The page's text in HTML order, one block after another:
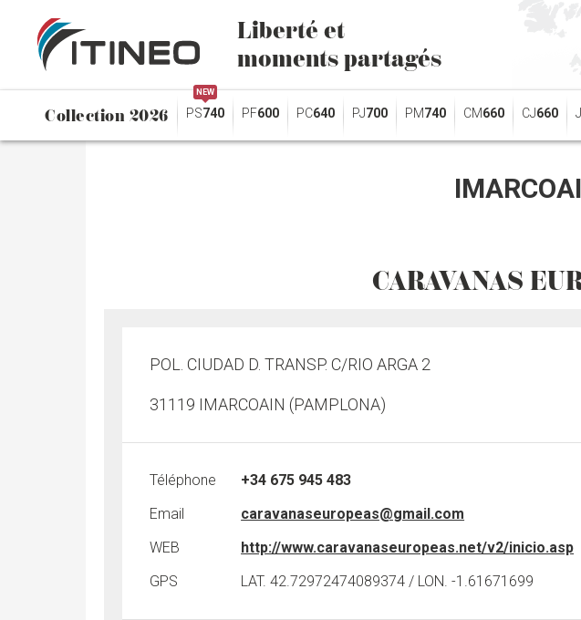
Liberté et
moments partagés
Collection 2026 PS740
NEW
PF600 PC640 PJ700 PM740 CM660 CJ660
CARAVANAS
POL. CIUDAD D. TRANSP. C/RIO ARGA 2
31119 IMARCOAIN (PAMPLONA)
Téléphone
+34 675 945 483
Email
caravanaseuropeas@gmail.com
WEB
http://www.caravanaseuropeas.net/v2/inicio.asp
GPS
LAT. 42.72972474089374 / LON. -1.61671699